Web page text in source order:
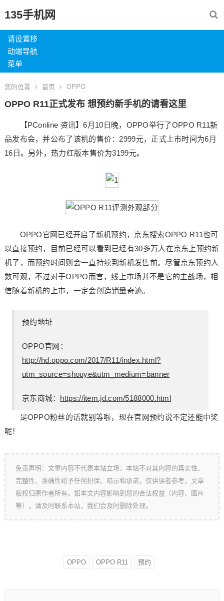
135手机网
请设置移
动端导航
菜单
您的位置 首页 OPPO
OPPO R11正式发布 想预约新手机的请看这里
【PConline 资讯】6月10日晚，OPPO举行了OPPO R11新
品发布会，并公布了该机的售价：2999元，正式上市时间为6月
16日。另外，热力红版本售价为3199元。
OPPO官网已经开启了新机预约，京东搜索OPPO R11也可
以直接预约，目前已经可以看到已经有30多万人在京东上预约新
机了，而预约时间则会一直持续到新机发售前。尽管京东预约人
数可观，不过对于OPPO而言，线上市场并不是它的主战场，相
信随着新机的上市，一定会创造销量奇迹。
预约地址
OPPO官网：
http://hd.oppo.com/2017/R11/index.html?
utm_source=shouye&utm_medium=banner
京东商城： https://item.jd.com/5188000.html
是OPPO粉丝的话就别等啦，现在官网预约说不定还能中奖
呢！
免责声明：文章内容不代表本站立场，本站不对其内容的真实性、
完整性、准确性给予任何担保、暗示和承诺，仅供读者参考，文章
版权归原作者所有。如本文内容影响到您的合法权益（内容、图片
等），请及时联系本站，我们会及时删除处理。
OPPO OPPO R11 预约